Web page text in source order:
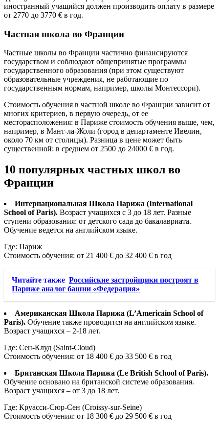
иностранный учащийся должен производить оплату в размере
от 2770 до 3770 € в год.
Частная школа во Франции
Частные школы во Франции частично финансируются
государством и соблюдают общепринятые программы
государственного образования (при этом существуют
образовательные учреждения, не работающие по
государственным нормам, например, школы Монтессори).
Стоимость обучения в частной школе во Франции зависит от
многих критериев, в первую очередь, от ее
месторасположения: в Париже стоимость обучения выше, чем,
например, в Мант-ла-Жоли (город в департаменте Ивелин,
около 70 км от столицы). Разница в цене может быть
существенной: в среднем от 2500 до 24000 € в год.
10 популярных частных школ во
Франции
Интернациональная Школа Парижа (International
School of Paris). Возраст учащихся с 3 до 18 лет. Разные
ступени образования: от детского сада до бакалавриата.
Обучение ведется на английском языке.
Где: Париж
Стоимость обучения: от 21 400 € до 32 400 € в год
Читайте также Российские застройщики построят в
Париже аналог башни «Федерация»
Американская Школа Парижа (L’Americain School of
Paris). Обучение также проводится на английском языке.
Возраст учащихся – 2-18 лет.
Где: Сен-Клуд (Saint-Cloud)
Стоимость обучения: от 18 400 € до 33 500 € в год
Британская Школа Парижа (Le British School of Paris).
Обучение основано на британской системе образования.
Возраст учащихся – от 3 до 18 лет.
Где: Круасси-Сюр-Сен (Croissy-sur-Seine)
Стоимость обучения: от 18 300 € до 29 500 € в год